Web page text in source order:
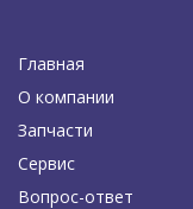
Главная
О компании
Запчасти
Сервис
Вопрос-ответ